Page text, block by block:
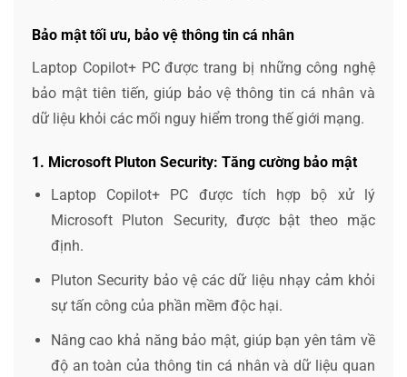
Bảo mật tối ưu, bảo vệ thông tin cá nhân
Laptop Copilot+ PC được trang bị những công nghệ
bảo mật tiên tiến, giúp bảo vệ thông tin cá nhân và
dữ liệu khỏi các mối nguy hiểm trong thế giới mạng.
1. Microsoft Pluton Security: Tăng cường bảo mật
Laptop Copilot+ PC được tích hợp bộ xử lý
Microsoft Pluton Security, được bật theo mặc
định.
Pluton Security bảo vệ các dữ liệu nhạy cảm khỏi
sự tấn công của phần mềm độc hại.
Nâng cao khả năng bảo mật, giúp bạn yên tâm về
độ an toàn của thông tin cá nhân và dữ liệu quan